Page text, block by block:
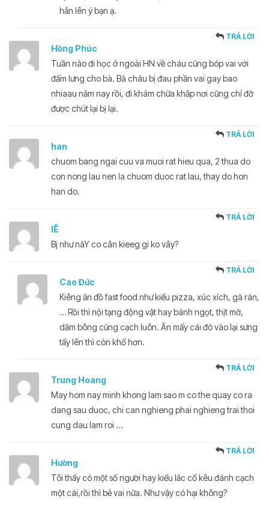
hẳn lên ý bạn ạ.
Hồng Phúc
TRẢ LỜI
Tuần nào đi học ở ngoài HN về cháu cũng bóp vai với
đấm lưng cho bà. Bà cháu bị đau phần vai gay bao
nhiaau năm nay rồi, đi khám chữa khắp nơi cũng chỉ đỡ
được chút lại bị lại.
han
TRẢ LỜI
chuom bang ngai cuu va muoi rat hieu qua, 2 thua do
con nong lau nen la chuom duoc rat lau, thay do hon
han do.
lÊ
TRẢ LỜI
Bj như nàY co cân kieeg gi ko vây?
Cao Đức
TRẢ LỜI
Kiêng ăn đồ fast food như kiểu pizza, xúc xích, gà rán,
… Rồi thì nội tạng động vật hay bánh ngọt, thịt mỡ,
dăm bông cũng cạch luôn. Ăn mấy cái đó vào lại sưng
tấy lên thì còn khổ hơn.
Trung Hoang
TRẢ LỜI
May hom nay minh khong lam sao m co the quay co ra
dang sau duoc, chi can nghieng phai nghieng trai thoi
cung dau lam roi …
Hường
TRẢ LỜI
Tôi thấy có một số người hay kiểu lắc cổ kêu đánh cạch
một cái,rồi thì bẻ vai nữa. Như vậy có hại không?